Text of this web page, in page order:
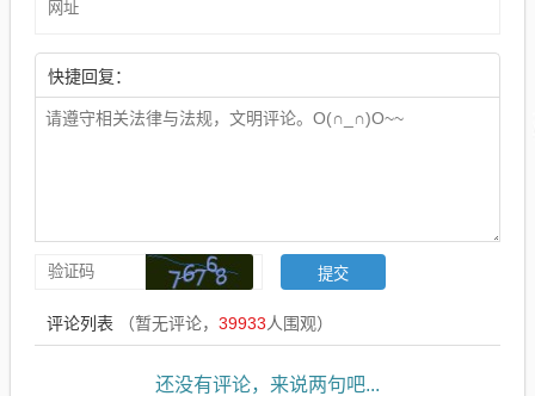
快捷回复：
评论列表 （暂无评论， 39933人围观）
还没有评论，来说两句吧...